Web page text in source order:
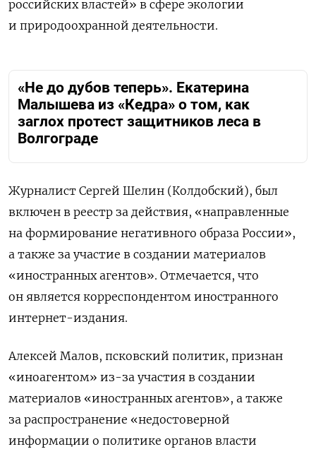
российских властей» в сфере экологии
и природоохранной деятельности.
«Не до дубов теперь». Екатерина
Малышева из «Кедра» о том, как
заглох протест защитников леса в
Волгограде
Журналист Сергей Шелин (Колдобский), был
включен в реестр за действия, «направленные
на формирование негативного образа России»,
а также за участие в создании материалов
«иностранных агентов». Отмечается, что
он является корреспондентом иностранного
интернет-издания.
Алексей Малов, псковский политик, признан
«иноагентом» из-за участия в создании
материалов «иностранных агентов», а также
за распространение «недостоверной
информации о политике органов власти